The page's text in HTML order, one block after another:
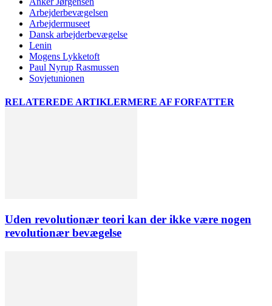
Arbejderbevægelsen
Arbejdermuseet
Dansk arbejderbevægelse
Lenin
Mogens Lykketoft
Paul Nyrup Rasmussen
Sovjetunionen
RELATEREDE ARTIKLERMERE AF FORFATTER
Uden revolutionær teori kan der ikke være nogen
revolutionær bevægelse